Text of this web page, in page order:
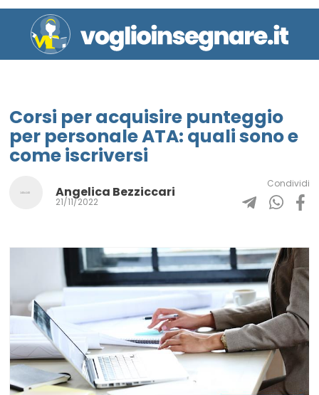
Corsi per acquisire punteggio
per personale ATA: quali sono e
come iscriversi
Angelica Bezziccari
21/11/2022
Condividi